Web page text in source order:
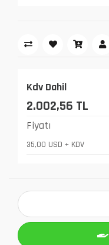
Kdv Dahil
2.002,56 TL
Fiyatı
35,00 USD + KDV